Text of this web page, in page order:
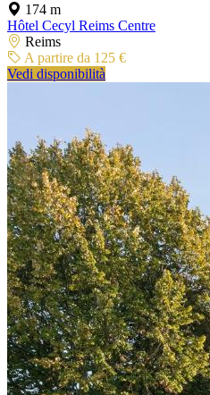
174 m
Hôtel Cecyl Reims Centre
Reims
A partire da 125 €
Vedi disponibilità